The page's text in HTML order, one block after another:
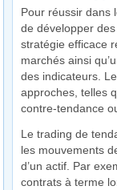
Pour réussir dans
de développer
stratégie efficace
marchés ainsi
des indicateurs.
approches, telles
contre-tendance
Le trading de
les mouvements
d’un actif. Par
contrats à terme